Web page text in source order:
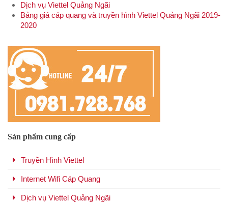
Dịch vụ Viettel Quảng Ngãi
Bảng giá cáp quang và truyền hình Viettel Quảng Ngãi 2019-
2020
Sản phẩm cung cấp
Truyền Hình Viettel
Internet Wifi Cáp Quang
Dịch vụ Viettel Quảng Ngãi